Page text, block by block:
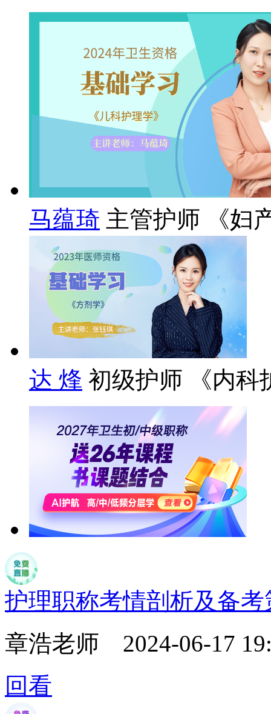
马蕴琦 主管护师 《妇
达 烽 初级护师 《内科
护理职称考情剖析及备考
章浩老师 2024-06-17
回看